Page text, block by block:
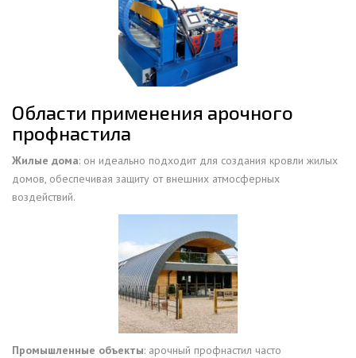
Области применения арочного
профнастила
Жилые дома: он идеально подходит для создания кровли жилых
домов, обеспечивая защиту от внешних атмосферных
воздействий.
Промышленные объекты: арочный профнастил часто